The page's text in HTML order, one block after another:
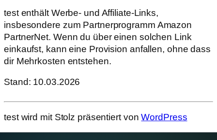
test enthält Werbe- und Affiliate-Links,
insbesondere zum Partnerprogramm Amazon
PartnerNet. Wenn du über einen solchen Link
einkaufst, kann eine Provision anfallen, ohne dass
dir Mehrkosten entstehen.
Stand: 10.03.2026
test wird mit Stolz präsentiert vonWordPress